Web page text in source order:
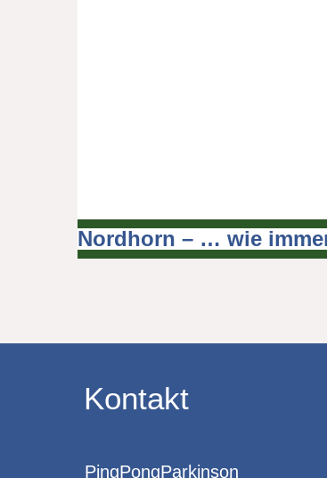
Beitragsnavigation
Nordhorn – … wie
Kontakt
PingPongParkinson